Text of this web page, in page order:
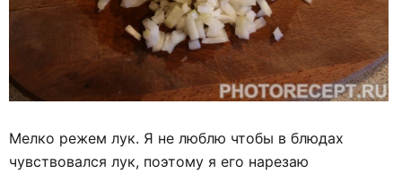
Мелко режем лук. Я не люблю чтобы в блюдах
чувствовался лук, поэтому я его нарезаю